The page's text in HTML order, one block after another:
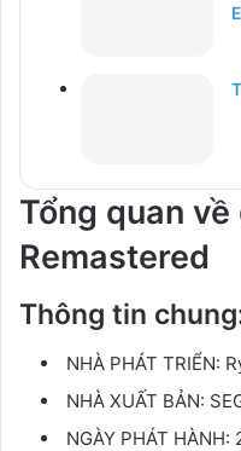
Tổng quan
Remastered
Thông tin
NHÀ PHÁT TRIỂN:
NHÀ XUẤT BẢN:
NGÀY PHÁT HÀNH: